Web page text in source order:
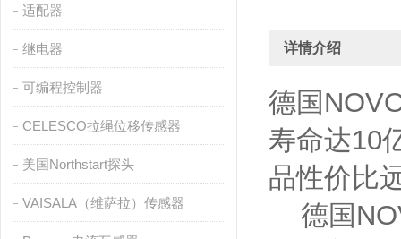
适配器
继电器
可编程控制器
CELESCO拉绳位移传感器
美国Northstart探头
VAISALA（维萨拉）传感器
详情介绍
德国
寿命达10
品性价比
德国